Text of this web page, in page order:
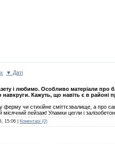
▼ Даті
і любимо. Особливо матеріали про
навкруги. Кажуть, що навіть є в районі
чи стихійне сміттєзвалище, а про
пейзаж! Уламки цегли і
15:06 Коментарі (0)